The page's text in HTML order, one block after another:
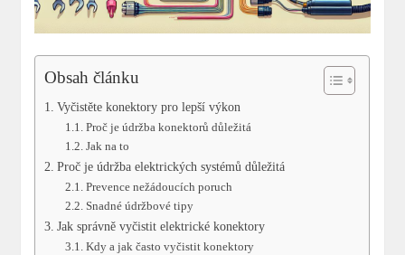
Obsah článku
Vyčistěte konektory pro lepší výkon
Proč je údržba konektorů důležitá
Jak na to
Proč je údržba elektrických systémů důležitá
Prevence nežádoucích poruch
Snadné údržbové tipy
Jak správně vyčistit elektrické konektory
Kdy a jak často vyčistit konektory